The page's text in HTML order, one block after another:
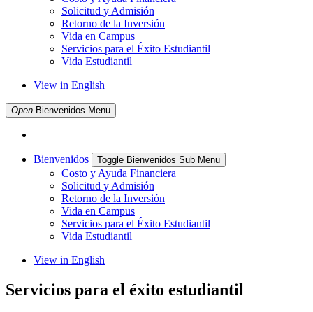
Solicitud y Admisión
Retorno de la Inversión
Vida en Campus
Servicios para el Éxito Estudiantil
Vida Estudiantil
View in English
Open Bienvenidos Menu
Bienvenidos Toggle Bienvenidos Sub Menu
Costo y Ayuda Financiera
Solicitud y Admisión
Retorno de la Inversión
Vida en Campus
Servicios para el Éxito Estudiantil
Vida Estudiantil
View in English
Servicios para el éxito estudiantil